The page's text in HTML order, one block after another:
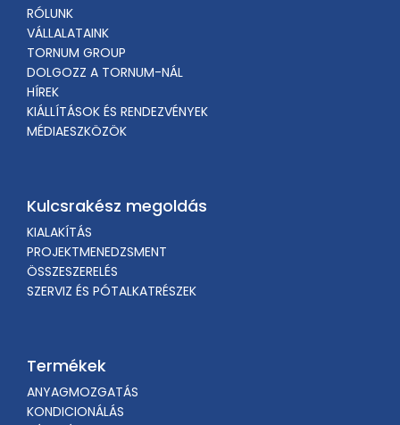
RÓLUNK
VÁLLALATAINK
TORNUM GROUP
DOLGOZZ A TORNUM-NÁL
HÍREK
KIÁLLÍTÁSOK ÉS RENDEZVÉNYEK
MÉDIAESZKÖZÖK
Kulcsrakész megoldás
KIALAKÍTÁS
PROJEKTMENEDZSMENT
ÖSSZESZERELÉS
SZERVIZ ÉS PÓTALKATRÉSZEK
Termékek
ANYAGMOZGATÁS
KONDICIONÁLÁS